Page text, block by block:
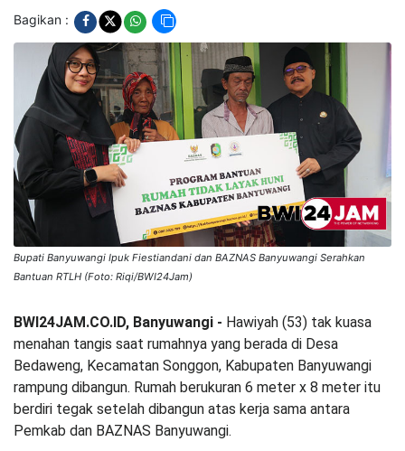
Bagikan :
Bupati Banyuwangi Ipuk Fiestiandani dan BAZNAS Banyuwangi Serahkan
Bantuan RTLH (Foto: Riqi/BWI24Jam)
BWI24JAM.CO.ID, Banyuwangi - Hawiyah (53) tak kuasa
menahan tangis saat rumahnya yang berada di Desa
Bedaweng, Kecamatan Songgon, Kabupaten Banyuwangi
rampung dibangun. Rumah berukuran 6 meter x 8 meter itu
berdiri tegak setelah dibangun atas kerja sama antara
Pemkab dan BAZNAS Banyuwangi.